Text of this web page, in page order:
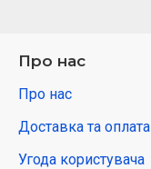
Про нас
Про нас
Доставка та оплата
Угода користувача